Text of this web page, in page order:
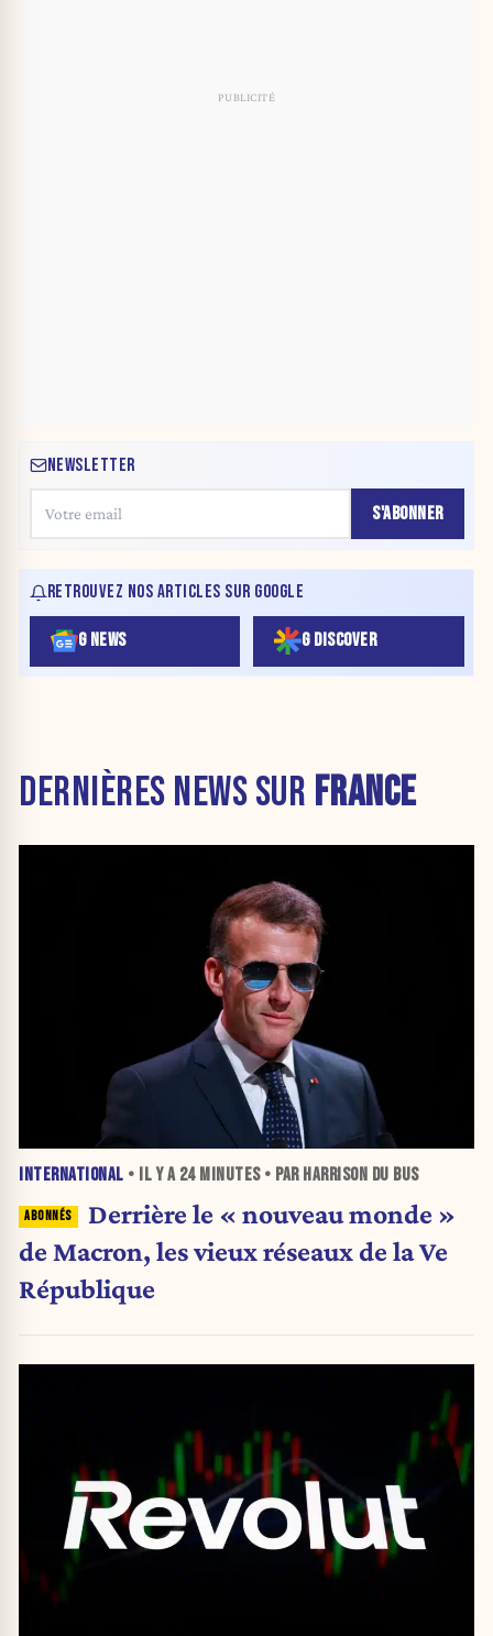
NEWSLETTER
S'ABONNER
RETROUVEZ NOS ARTICLES SUR GOOGLE
G NEWS G DISCOVER
DERNIÈRES NEWS SUR FRANCE
INTERNATIONAL • IL Y A 24 MINUTES• PAR HARRISON DU BUS
Derrière le « nouveau monde »
de Macron, les vieux réseaux de la Ve
République